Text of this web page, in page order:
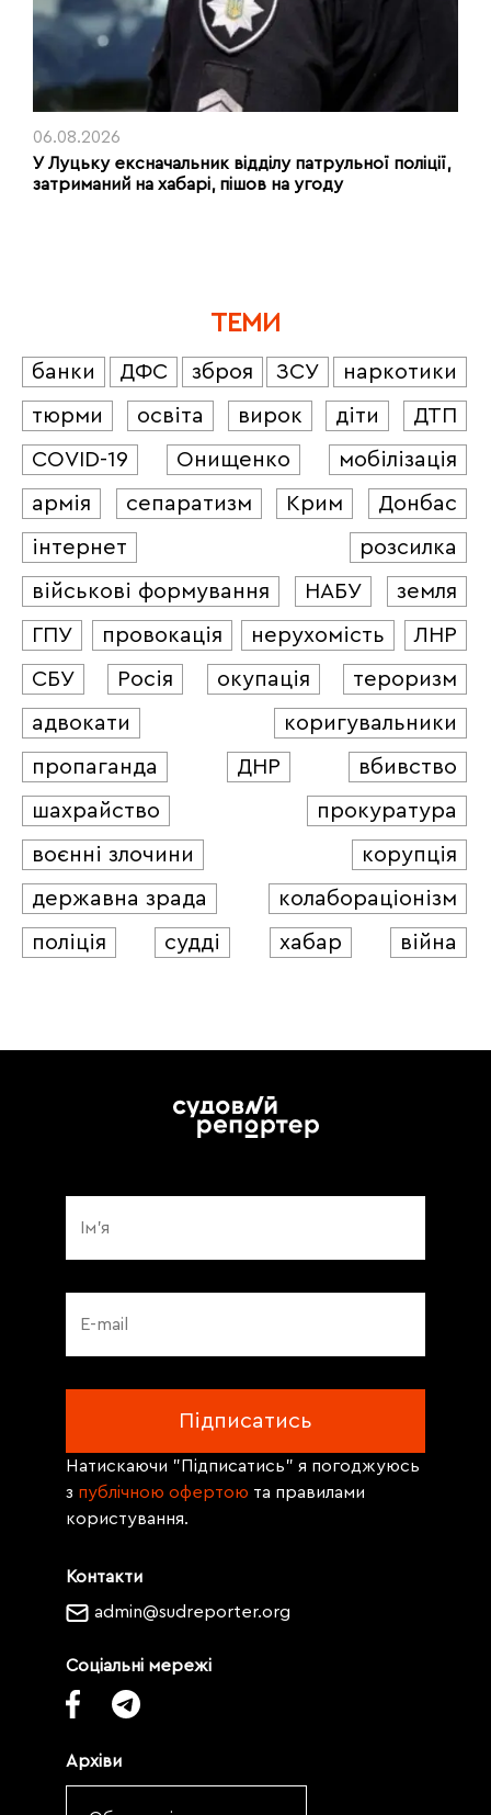
06.08.2026
У Луцьку ексначальник відділу патрульної поліції,
затриманий на хабарі, пішов на угоду
ТЕМИ
банки ДФС зброя ЗСУ
наркотики
тюрми
освіта вирок діти
ДТП
COVID-19
Онищенко
мобілізація
армія
сепаратизм Крим
Донбас
інтернет
розсилка
військові формування
НАБУ
земля
ГПУ
провокація нерухомість
ЛНР
СБУ
Росія окупація
тероризм
адвокати
коригувальники
пропаганда
ДНР
вбивство
шахрайство
прокуратура
воєнні злочини
корупція
державна зрада
колабораціонізм
поліція
судді хабар війна
Контакти
admin@sudreporter.org
Соціальні мережі
Архіви
Натискаючи "Підписатись" я погоджуюсь
з публічною офертою та правилами
користування.